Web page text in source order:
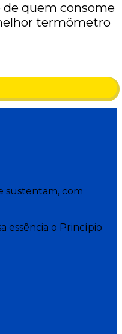
de quem consome
termômetro
sustentam, com
essência o Princípio